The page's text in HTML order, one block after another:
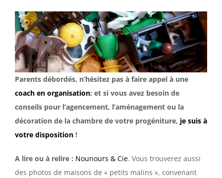
Parents débordés, n’hésitez pas à faire appel à une
coach en organisation; et si vous avez besoin de
conseils pour l’agencement, l’aménagement ou la
décoration de la chambre de votre progéniture, je suis à
votre disposition !
A lire ou à relire : Nounours & Cie. Vous trouverez aussi
des photos de maisons de « petits malins », convenant